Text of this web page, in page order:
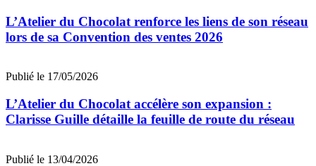
L’Atelier du Chocolat renforce les liens de son réseau
lors de sa Convention des ventes 2026
Publié le 17/05/2026
L’Atelier du Chocolat accélère son expansion :
Clarisse Guille détaille la feuille de route du réseau
Publié le 13/04/2026